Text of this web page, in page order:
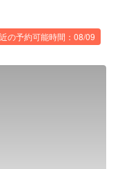
の予約可能時間：08/09